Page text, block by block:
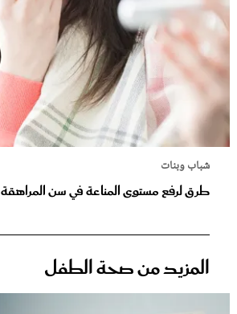
شباب وبنات
طرق لرفع مستوى المناعة في سن المراهقة
المزيد من صحة الطفل